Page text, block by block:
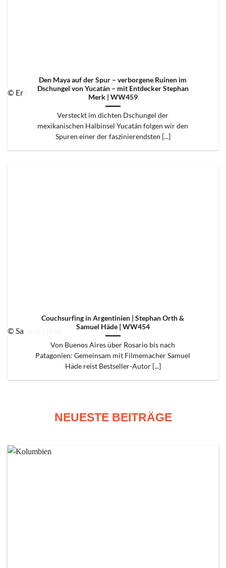
© Erik Lorenz
Den Maya auf der Spur – verborgene Ruinen im
Dschungel von Yucatán – mit Entdecker Stephan
Merk | WW459
Versteckt im dichten Dschungel der
mexikanischen Halbinsel Yucatán folgen wir den
Spuren einer der faszinierendsten [...]
© Samuel Häde
Couchsurfing in Argentinien | Stephan Orth &
Samuel Häde | WW454
Von Buenos Aires über Rosario bis nach
Patagonien: Gemeinsam mit Filmemacher Samuel
Häde reist Bestseller-Autor [...]
NEUESTE BEITRÄGE